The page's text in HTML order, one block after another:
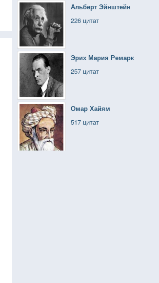
Альберт Эйнштейн
226 цитат
Эрих Мария Ремарк
257 цитат
Омар Хайям
517 цитат